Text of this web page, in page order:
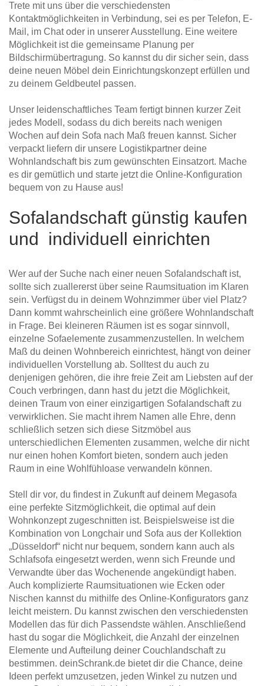
Trete mit uns über die verschiedensten
Kontaktmöglichkeiten in Verbindung, sei es per Telefon, E-
Mail, im Chat oder in unserer Ausstellung. Eine weitere
Möglichkeit ist die gemeinsame Planung per
Bildschirmübertragung. So kannst du dir sicher sein, dass
deine neuen Möbel dein Einrichtungskonzept erfüllen und
zu deinem Geldbeutel passen.
Unser leidenschaftliches Team fertigt binnen kurzer Zeit
jedes Modell, sodass du dich bereits nach wenigen
Wochen auf dein Sofa nach Maß freuen kannst. Sicher
verpackt liefern dir unsere Logistikpartner deine
Wohnlandschaft bis zum gewünschten Einsatzort. Mache
es dir gemütlich und starte jetzt die Online-Konfiguration
bequem von zu Hause aus!
Sofalandschaft günstig kaufen
und individuell einrichten
Wer auf der Suche nach einer neuen Sofalandschaft ist,
sollte sich zuallererst über seine Raumsituation im Klaren
sein. Verfügst du in deinem Wohnzimmer über viel Platz?
Dann kommt wahrscheinlich eine größere Wohnlandschaft
in Frage. Bei kleineren Räumen ist es sogar sinnvoll,
einzelne Sofaelemente zusammenzustellen. In welchem
Maß du deinen Wohnbereich einrichtest, hängt von deiner
individuellen Vorstellung ab. Solltest du auch zu
denjenigen gehören, die ihre freie Zeit am Liebsten auf der
Couch verbringen, dann hast du jetzt die Möglichkeit,
deinen Traum von einer einzigartigen Sofalandschaft zu
verwirklichen. Sie macht ihrem Namen alle Ehre, denn
schließlich setzen sich diese Sitzmöbel aus
unterschiedlichen Elementen zusammen, welche dir nicht
nur einen hohen Komfort bieten, sondern auch jeden
Raum in eine Wohlfühloase verwandeln können.
Stell dir vor, du findest in Zukunft auf deinem Megasofa
eine perfekte Sitzmöglichkeit, die optimal auf dein
Wohnkonzept zugeschnitten ist. Beispielsweise ist die
Kombination von Longchair und Sofa aus der Kollektion
„Düsseldorf“ nicht nur bequem, sondern kann auch als
Schlafsofa eingesetzt werden, wenn sich Freunde und
Verwandte über das Wochenende angekündigt haben.
Auch komplizierte Raumsituationen wie Ecken oder
Nischen kannst du mithilfe des Online-Konfigurators ganz
leicht meistern. Du kannst zwischen den verschiedensten
Modellen das für dich Passendste wählen. Anschließend
hast du sogar die Möglichkeit, die Anzahl der einzelnen
Elemente und Aufteilung deiner Couchlandschaft zu
bestimmen. deinSchrank.de bietet dir die Chance, deine
Ideen perfekt umzusetzen, jeden Winkel zu nutzen und